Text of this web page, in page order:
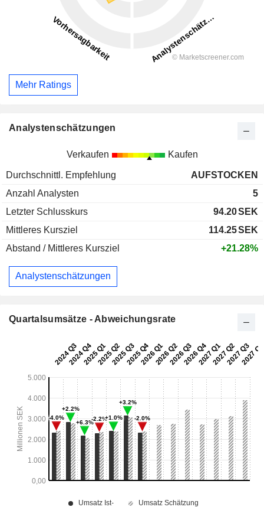
Mehr Ratings
Analystenschätzungen
Verkaufen Kaufen
Durchschnittl. Empfehlung
AUFSTOCKEN
Anzahl Analysten
5
Letzter Schlusskurs
94.20SEK
Mittleres Kursziel
114.25SEK
Abstand / Mittleres Kursziel
+21.28%
Analystenschätzungen
Quartalsumsätze - Abweichungsrate